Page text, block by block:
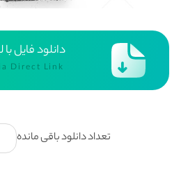
دانلود فایل
Direct Link
تعداد دانلود باقی مانده